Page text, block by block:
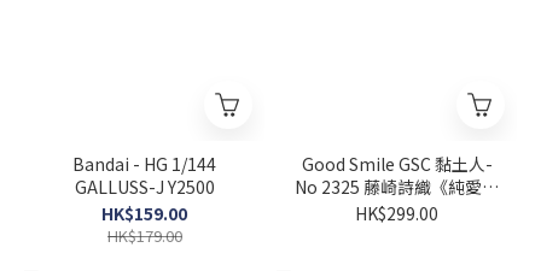
Bandai - HG 1/144
GALLUSS-J Y2500
HK$159.00
HK$179.00
Good Smile GSC 黏土人-
No 2325 藤崎詩織《純愛手
札》
HK$299.00